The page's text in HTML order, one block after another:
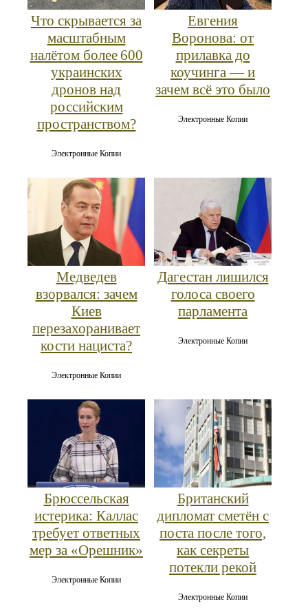
Что скрывается за
масштабным
налётом более 600
украинских
дронов над
российским
пространством?
Электронные Копии
Евгения
Воронова: от
прилавка до
коучинга — и
зачем всё это было
Электронные Копии
Медведев
взорвался: зачем
Киев
перезахоранивает
кости нациста?
Электронные Копии
Дагестан лишился
голоса своего
парламента
Электронные Копии
Брюссельская
истерика: Каллас
требует ответных
мер за «Орешник»
Электронные Копии
Британский
дипломат сметён с
поста после того,
как секреты
потекли рекой
Электронные Копии